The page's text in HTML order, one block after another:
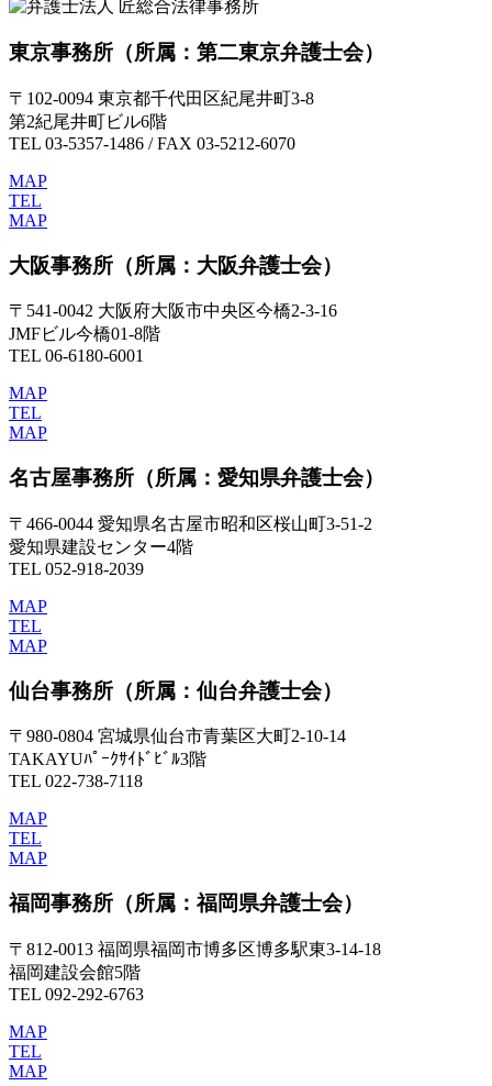
東京事務所 （所属：第二東京弁護士会）
〒102-0094 東京都千代田区紀尾井町3-8
第2紀尾井町ビル6階
TEL 03-5357-1486 / FAX 03-5212-6070
MAP
TEL
MAP
大阪事務所 （所属：大阪弁護士会）
〒541-0042 大阪府大阪市中央区今橋2-3-16
JMFビル今橋01-8階
TEL 06-6180-6001
MAP
TEL
MAP
名古屋事務所 （所属：愛知県弁護士会）
〒466-0044 愛知県名古屋市昭和区桜山町3-51-2
愛知県建設センター4階
TEL 052-918-2039
MAP
TEL
MAP
仙台事務所 （所属：仙台弁護士会）
〒980-0804 宮城県仙台市青葉区大町2-10-14
TAKAYUﾊﾟｰｸｻｲﾄﾞﾋﾞﾙ3階
TEL 022-738-7118
MAP
TEL
MAP
福岡事務所 （所属：福岡県弁護士会）
〒812-0013 福岡県福岡市博多区博多駅東3-14-18
福岡建設会館5階
TEL 092-292-6763
MAP
TEL
MAP